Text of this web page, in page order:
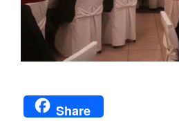
Share